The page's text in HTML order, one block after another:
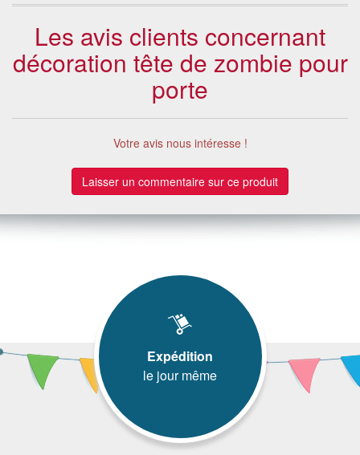
Les avis clients concernant
décoration tête de zombie pour
porte
Votre avis nous intéresse !
Laisser un commentaire sur ce produit
Expédition
le jour même